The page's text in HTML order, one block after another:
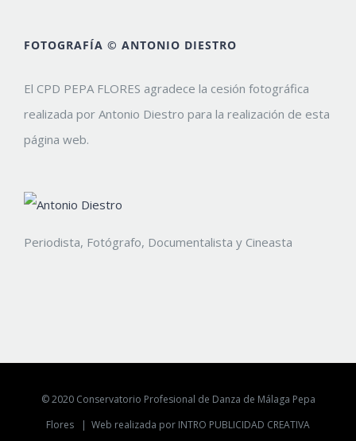
FOTOGRAFÍA © ANTONIO DIESTRO
El CPD PEPA FLORES agradece la cesión fotográfica
realizada por Antonio Diestro para la realización de esta
página web.
Periodista, Fotógrafo, Documentalista y Cineasta
© 2020 Conservatorio Profesional de Danza de Málaga Pepa
Flores | Web realizada por INTRO PUBLICIDAD CREATIVA